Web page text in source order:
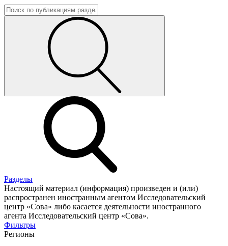
Разделы
Настоящий материал (информация) произведен и (или)
распространен иностранным агентом Исследовательский
центр «Сова» либо касается деятельности иностранного
агента Исследовательский центр «Сова».
Фильтры
Регионы